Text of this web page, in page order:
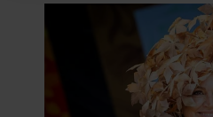
informatie over uw gebruik
partners voor social media,
partners kunnen deze
informatie die u aan ze heeft
verzameld op basis van uw